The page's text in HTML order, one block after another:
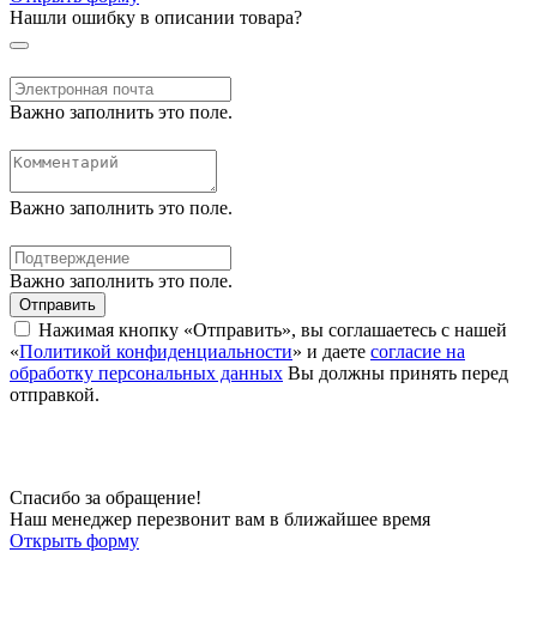
Нашли ошибку в описании товара?
Важно заполнить это поле.
Важно заполнить это поле.
Важно заполнить это поле.
Отправить
Нажимая кнопку «Отправить», вы соглашаетесь с нашей
«Политикой конфиденциальности» и даете согласие на
обработку персональных данных Вы должны принять перед
отправкой.
Спасибо за обращение!
Наш менеджер перезвонит вам в ближайшее время
Открыть форму